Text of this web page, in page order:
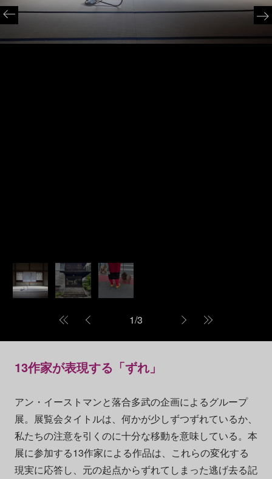
1/3
13作家が表現する「ずれ」
アン・イーストマンと落合多武の企画によるグループ
展。展覧会タイトルは、何かが少しずつずれているか、
私たちの注意を引くのに十分な移動を意味している。本
展に参加する13作家による作品は、これらの変化する
現実に応答し、元の起点からずれてしまった逃げ去る記